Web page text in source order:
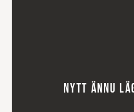
NYTT ÄNNU